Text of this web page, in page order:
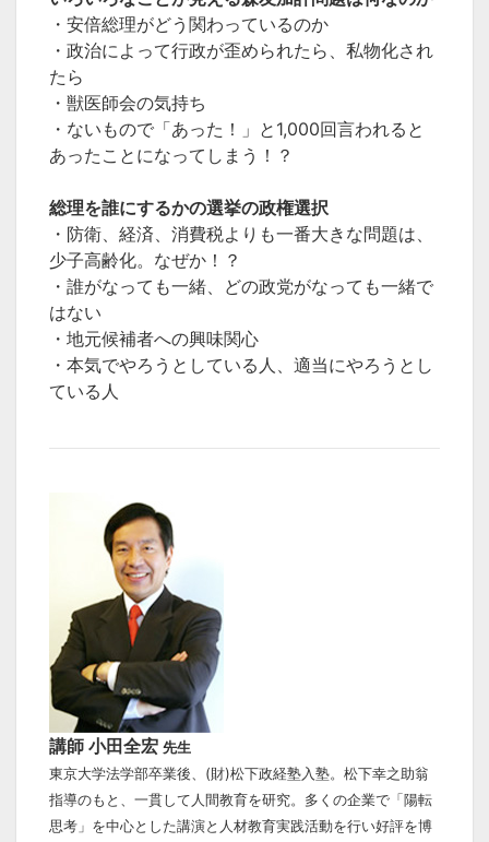
・安倍総理がどう関わっているのか
・政治によって行政が歪められたら、私物化され
たら
・獣医師会の気持ち
・ないもので「あった！」と1,000回言われると
あったことになってしまう！？
総理を誰にするかの選挙の政権選択
・防衛、経済、消費税よりも一番大きな問題は、
少子高齢化。なぜか！？
・誰がなっても一緒、どの政党がなっても一緒で
はない
・地元候補者への興味関心
・本気でやろうとしている人、適当にやろうとし
ている人
講師 小田全宏 先生
東京大学法学部卒業後、(財)松下政経塾入塾。松下幸之助翁
指導のもと、一貫して人間教育を研究。多くの企業で「陽転
思考」を中心とした講演と人材教育実践活動を行い好評を博